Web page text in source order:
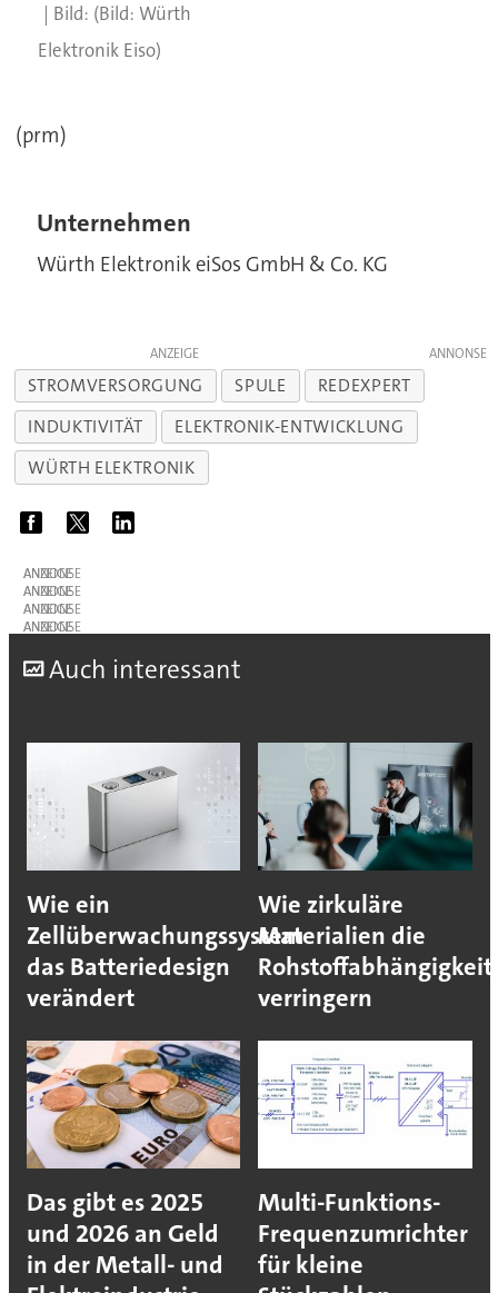
(Bild: Würth
Elektronik Eiso)
(prm)
Unternehmen
Würth Elektronik eiSos GmbH & Co. KG
ANZEIGE
STROMVERSORGUNG SPULE
REDEXPERT
INDUKTIVITÄT
ELEKTRONIK-ENTWICKLUNG
WÜRTH ELEKTRONIK
ANZEIGE
ANZEIGE
ANZEIGE
ANZEIGE
Auch interessant
Wie ein
Zellüberwachungssystem
das Batteriedesign
verändert
Wie zirkuläre
Materialien die
Rohstoffabhängigkeit
verringern
Das gibt es 2025
und 2026 an Geld
in der Metall- und
Multi-Funktions-
Frequenzumrichter
für kleine